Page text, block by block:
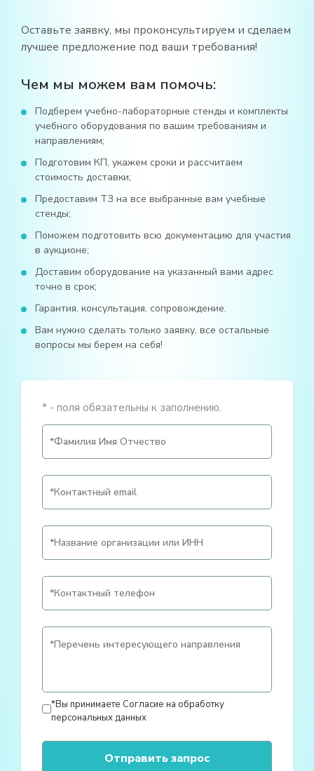
Оставьте заявку, мы проконсультируем и сделаем
лучшее предложение под ваши требования!
Чем мы можем вам помочь:
Подберем учебно-лабораторные стенды и комплекты
учебного оборудования по вашим требованиям и
направлениям;
Подготовим КП, укажем сроки и рассчитаем
стоимость доставки;
Предоставим ТЗ на все выбранные вам учебные
стенды;
Поможем подготовить всю документацию для участия
в аукционе;
Доставим оборудование на указанный вами адрес
точно в срок;
Гарантия, консультация, сопровождение.
Вам нужно сделать только заявку, все остальные
вопросы мы берем на себя!
* - поля обязательны к заполнению.
*Вы принимаете Согласие на обработку
персональных данных